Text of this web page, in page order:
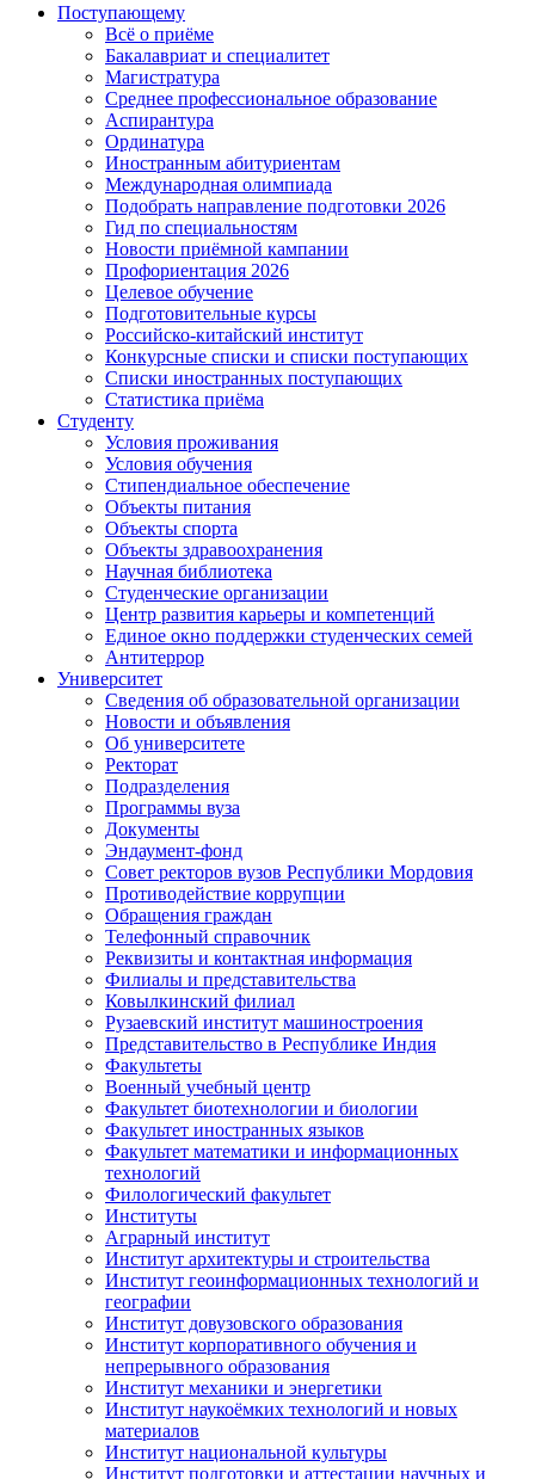
Поступающему
Всё о приёме
Бакалавриат и специалитет
Магистратура
Среднее профессиональное образование
Аспирантура
Ординатура
Иностранным абитуриентам
Международная олимпиада
Подобрать направление подготовки 2026
Гид по специальностям
Новости приёмной кампании
Профориентация 2026
Целевое обучение
Подготовительные курсы
Российско-китайский институт
Конкурсные списки и списки поступающих
Списки иностранных поступающих
Статистика приёма
Студенту
Условия проживания
Условия обучения
Стипендиальное обеспечение
Объекты питания
Объекты спорта
Объекты здравоохранения
Научная библиотека
Студенческие организации
Центр развития карьеры и компетенций
Единое окно поддержки студенческих семей
Антитеррор
Университет
Сведения об образовательной организации
Новости и объявления
Об университете
Ректорат
Подразделения
Программы вуза
Документы
Эндаумент-фонд
Совет ректоров вузов Республики Мордовия
Противодействие коррупции
Обращения граждан
Телефонный справочник
Реквизиты и контактная информация
Филиалы и представительства
Ковылкинский филиал
Рузаевский институт машиностроения
Представительство в Республике Индия
Факультеты
Военный учебный центр
Факультет биотехнологии и биологии
Факультет иностранных языков
Факультет математики и информационных
технологий
Филологический факультет
Институты
Аграрный институт
Институт архитектуры и строительства
Институт геоинформационных технологий и
географии
Институт довузовского образования
Институт корпоративного обучения и
непрерывного образования
Институт механики и энергетики
Институт наукоёмких технологий и новых
материалов
Институт национальной культуры
Институт подготовки и аттестации научных и